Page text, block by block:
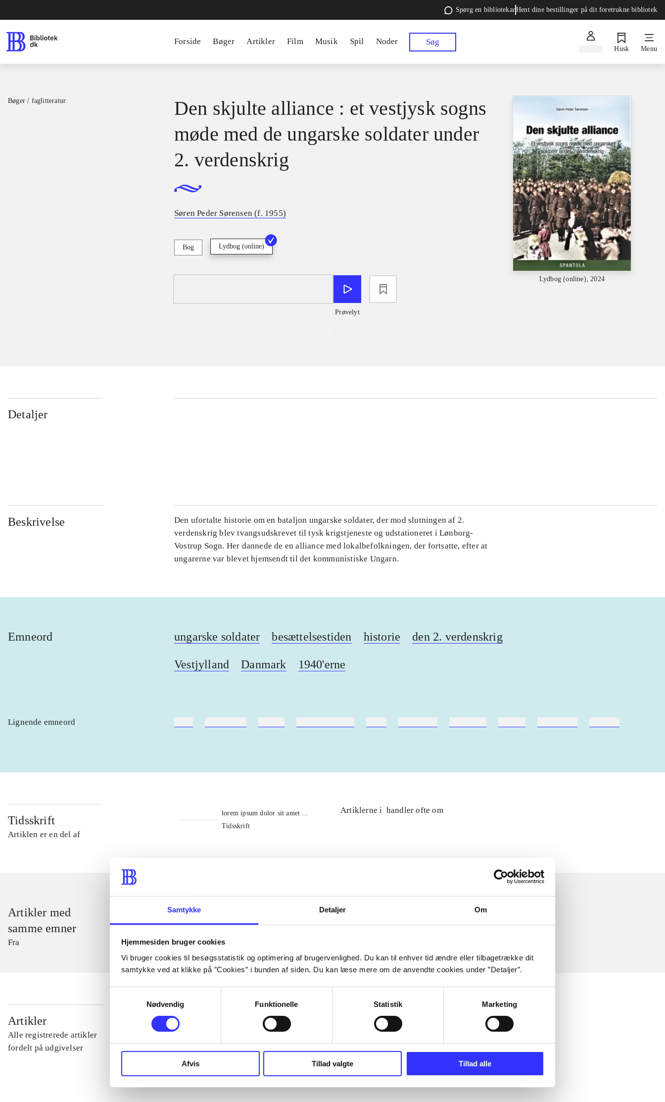
Samtykke Detaljer Om
Hjemmesiden bruger cookies
Vi bruger cookies til besøgsstatistik og optimering af brugervenlighed. Du kan til enhver tid ændre eller tilbagetrække dit
samtykke ved at klikke på ”Cookies” i bunden af siden. Du kan læse mere om de anvendte cookies under ”Detaljer”.
Nødvendig
Funktionelle Statistik Marketing
Afvis Tillad valgte Tillad alle
Spørg en bibliotekarHent dine bestillinger på dit foretrukne bibliotek
Forside Bøger Artikler Film Musik Spil Noder Søg
Husk Menu
Bøger / faglitteratur
Lydbog (online), 2024
Den skjulte alliance : et vestjysk sogns
møde med de ungarske soldater under
2. verdenskrig
Søren Peder Sørensen (f. 1955)
Bog Lydbog (online)
Prøvelyt
Detaljer
Beskrivelse
Den ufortalte historie om en bataljon ungarske soldater, der mod slutningen af 2.
verdenskrig blev tvangsudskrevet til tysk krigstjeneste og udstationeret i Lønborg-
Vostrup Sogn. Her dannede de en alliance med lokalbefolkningen, der fortsatte, efter at
ungarerne var blevet hjemsendt til det kommunistiske Ungarn.
Emneord ungarske soldater besættelsestiden historie den 2. verdenskrig
Vestjylland Danmark 1940'erne
Lignende emneord
Tidsskrift
Artiklen er en del af
lorem ipsum dolor sit amet ...
Tidsskrift
Artiklerne i handler ofte om
Artikler med
samme emner
Fra
Artikler
Alle registrerede artikler
fordelt på udgivelser
...
...